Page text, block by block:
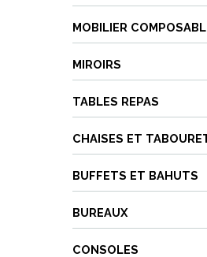
MOBILIER
MIROIRS
TABLES REPAS
CHAISES ET
BUFFETS ET BAHUTS
BUREAUX
CONSOLES